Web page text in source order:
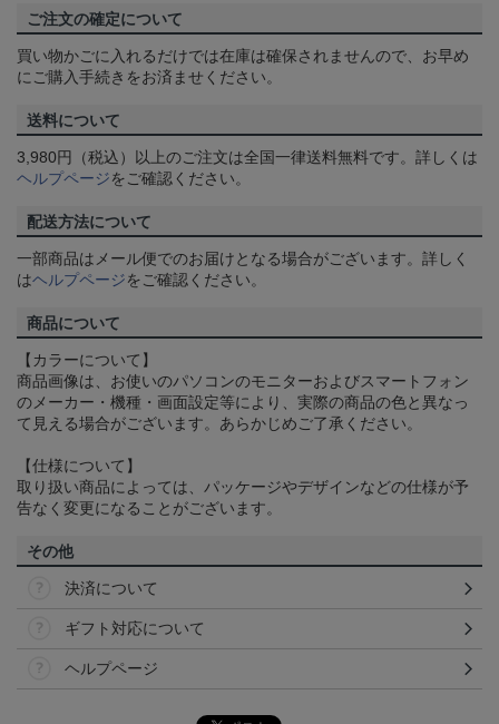
ご注文の確定について
買い物かごに入れるだけでは在庫は確保されませんので、お早め
にご購入手続きをお済ませください。
送料について
3,980円（税込）以上のご注文は全国一律送料無料です。詳しくは
ヘルプページをご確認ください。
配送方法について
一部商品はメール便でのお届けとなる場合がございます。詳しく
はヘルプページをご確認ください。
商品について
【カラーについて】
商品画像は、お使いのパソコンのモニターおよびスマートフォン
のメーカー・機種・画面設定等により、実際の商品の色と異なっ
て見える場合がございます。あらかじめご了承ください。
【仕様について】
取り扱い商品によっては、パッケージやデザインなどの仕様が予
告なく変更になることがございます。
その他
決済について
ギフト対応について
ヘルプページ